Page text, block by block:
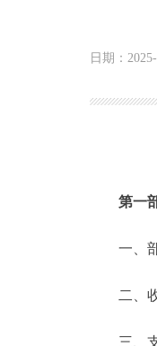
日期：
第一
一、部
二、收
三、支